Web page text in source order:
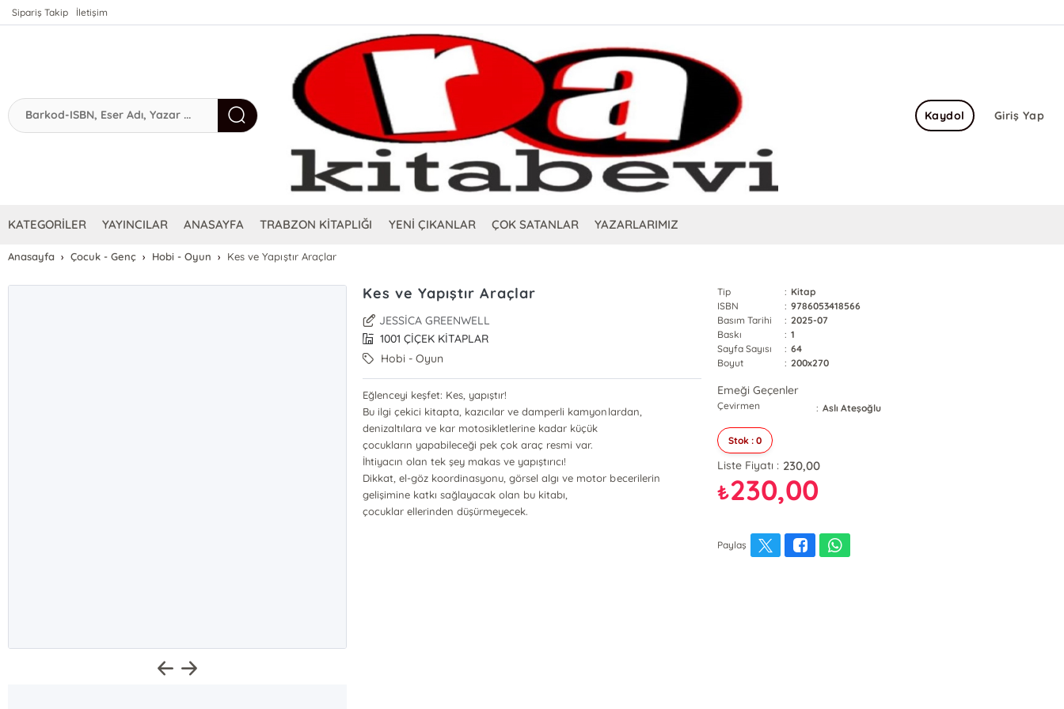
Sipariş Takip İletişim
Giriş Yap
Kaydol
KATEGORİLER YAYINCILAR ANASAYFA TRABZON KİTAPLIĞI YENİ ÇIKANLAR ÇOK SATANLAR YAZARLARIMIZ
Anasayfa Çocuk - Genç Hobi - Oyun Kes ve Yapıştır Araçlar
Kes ve Yapıştır Araçlar
JESSİCA GREENWELL
1001 ÇİÇEK KİTAPLAR
Hobi - Oyun
Eğlenceyi keşfet: Kes, yapıştır!
Bu ilgi çekici kitapta, kazıcılar ve damperli kamyonlardan,
denizaltılara ve kar motosikletlerine kadar küçük
çocukların yapabileceği pek çok araç resmi var.
İhtiyacın olan tek şey makas ve yapıştırıcı!
Dikkat, el-göz koordinasyonu, görsel algı ve motor becerilerin
gelişimine katkı sağlayacak olan bu kitabı,
çocuklar ellerinden düşürmeyecek.
Tip : Kitap
ISBN
: 9786053418566
Basım Tarihi
: 2025-07
Baskı
: 1
Sayfa Sayısı
: 64
Boyut
: 200x270
Emeği Geçenler
Çevirmen : Aslı Ateşoğlu
Stok : 0
Liste Fiyatı : 230,00
₺230,00
Paylaş